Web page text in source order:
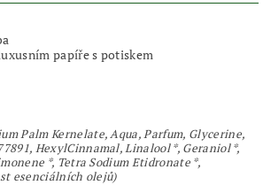
papíře s potiskem
Palm Kernelate, Aqua, Parfum, Glycerine,
HexylCinnamal, Linalool *, Geraniol *,
*, Tetra Sodium Etidronate *,
esenciálních olejů)